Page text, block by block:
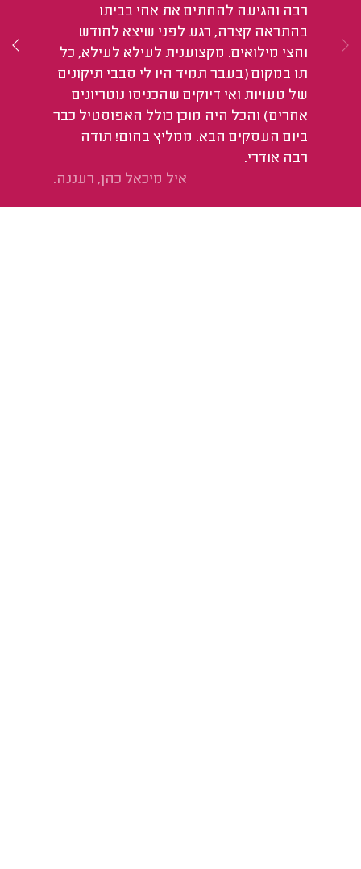
רבה והגיעה להחתים את אחי בביתו
בהתראה קצרה, רגע לפני שיצא לחודש
וחצי מילואים. מקצוענית לעילא לעילא, כל
תו במקום (בעבר תמיד היו לי סבבי תיקונים
של טעויות ואי דיוקים שהכניסו נוטריונים
אחרים) והכל היה מוכן כולל האפוסטיל כבר
ביום העסקים הבא. ממליץ בחום! תודה
רבה אודרי.
איל מיכאל כהן, רעננה.